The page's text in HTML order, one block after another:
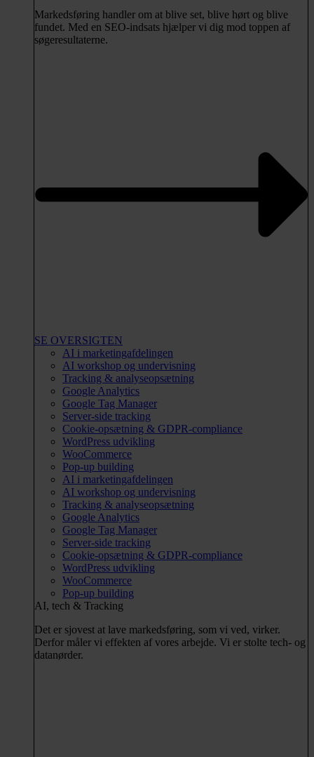
Markedsføring handler om at blive set, blive hørt og blive
fundet. Med en SEO-indsats hjælper vi dig mod toppen af
søgeresultaterne.
SE OVERSIGTEN
AI i marketingafdelingen
AI workshop og undervisning
Tracking & analyseopsætning
Google Analytics
Google Tag Manager
Server-side tracking
Cookie-opsætning & GDPR-compliance
WordPress udvikling
WooCommerce
Pop-up building
AI i marketingafdelingen
AI workshop og undervisning
Tracking & analyseopsætning
Google Analytics
Google Tag Manager
Server-side tracking
Cookie-opsætning & GDPR-compliance
WordPress udvikling
WooCommerce
Pop-up building
AI, tech & Tracking
Det er sjovest at lave markedsføring, som vi ved, virker.
Derfor måler vi effekten af vores arbejde. Vi er stolte tech- og
datanørder.